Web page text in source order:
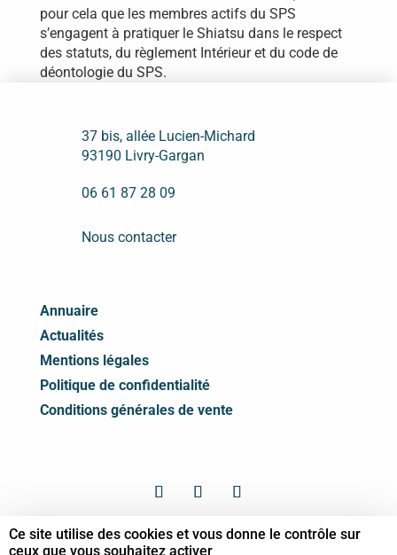
pour cela que les membres actifs du SPS
s’engagent à pratiquer le Shiatsu dans le respect
des statuts, du règlement Intérieur et du code de
déontologie du SPS.
37 bis, allée Lucien-Michard
93190 Livry-Gargan
06 61 87 28 09
Nous contacter
Annuaire
Actualités
Mentions légales
Politique de confidentialité
Conditions générales de vente
© Syndicat des Professionnels de Shiatsu -
Ce site utilise des cookies et vous donne le contrôle sur
ceux que vous souhaitez activer